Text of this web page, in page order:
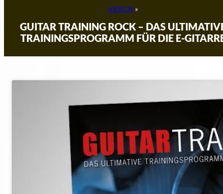
VIDEOS»
GUITAR TRAINING ROCK – DAS
TRAININGSPROGRAMM FÜR DIE E-